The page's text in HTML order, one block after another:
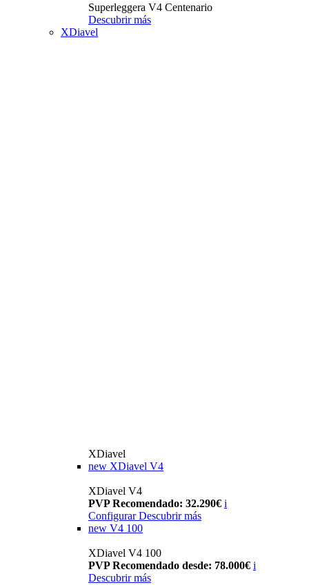
Superleggera V4 Centenario
Descubrir más
XDiavel
XDiavel
new XDiavel V4
XDiavel V4
PVP Recomendado: 32.290€ i
Configurar Descubrir más
new V4 100
XDiavel V4 100
PVP Recomendado desde: 78.000€ i
Descubrir más